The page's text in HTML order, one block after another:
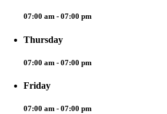
07:00 am - 07:00 pm
Thursday
07:00 am - 07:00 pm
Friday
07:00 am - 07:00 pm